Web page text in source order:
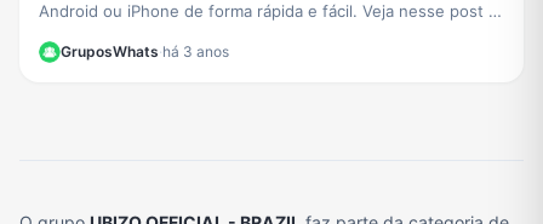
Android ou iPhone de forma rápida e fácil. Veja nesse post o
GruposWhats·há 3 anos